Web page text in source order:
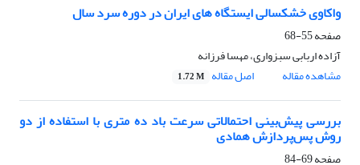
واکاوی خشکسالی‌ ایستگاه های ایران در دوره سرد سال
صفحه55-68
آزاده اربابی سبزواری، مهسا فرزانه
مشاهده مقاله
اصل مقاله 1.72 M
بررسی پیش‌بینی‌ احتمالاتی سرعت باد ده متری با استفاده از دو
روش پس‌پردازش همادی
صفحه69-84